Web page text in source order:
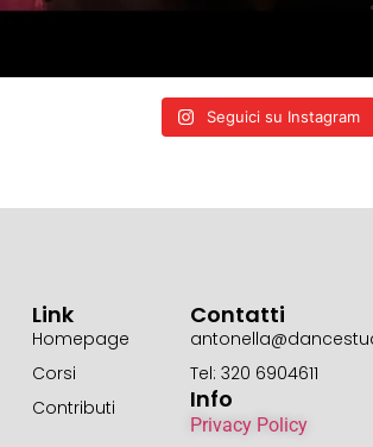
Seguici su Instagram
Link
Homepage
Corsi
Contributi
Contatti
Tel: 320 6904611
Info
Privacy Policy